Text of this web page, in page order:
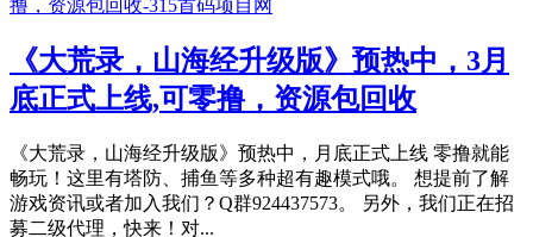
《大荒录，山海经升级版》预热中，3月
底正式上线,可零撸，资源包回收
《大荒录，山海经升级版》预热中，月底正式上线 零撸就能
畅玩！这里有塔防、捕鱼等多种超有趣模式哦。 想提前了解
游戏资讯或者加入我们？Q群924437573。 另外，我们正在招
募二级代理，快来！对...